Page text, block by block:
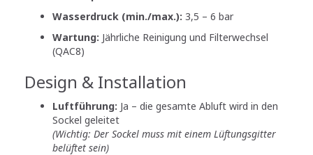
Wasserdruck (min./max.): 3,5 – 6 bar
Wartung: Jährliche Reinigung und Filterwechsel
(QAC8)
Design & Installation
Luftführung: Ja – die gesamte Abluft wird in den
Sockel geleitet
(Wichtig: Der Sockel muss mit einem Lüftungsgitter
belüftet sein)